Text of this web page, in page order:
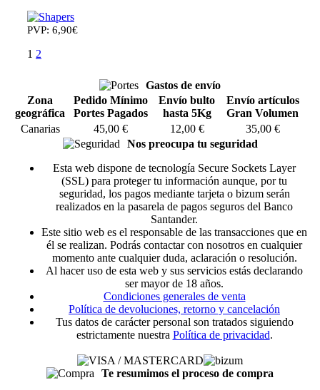
PVP: 6,90€
1 2
Gastos de envío
Zona
geográfica
Pedido Mínimo
Portes Pagados
Envío bulto
hasta 5Kg
Envío artículos
Gran Volumen
Canarias
45,00 € 12,00 €
35,00 €
Nos preocupa tu seguridad
Esta web dispone de tecnología Secure Sockets Layer
(SSL) para proteger tu información aunque, por tu
seguridad, los pagos mediante tarjeta o bizum serán
realizados en la pasarela de pagos seguros del Banco
Santander.
Este sitio web es el responsable de las transacciones que en
él se realizan. Podrás contactar con nosotros en cualquier
momento ante cualquier duda, aclaración o resolución.
Al hacer uso de esta web y sus servicios estás declarando
ser mayor de 18 años.
Condiciones generales de venta
Política de devoluciones, retorno y cancelación
Tus datos de carácter personal son tratados siguiendo
estrictamente nuestra Política de privacidad.
Te resumimos el proceso de compra